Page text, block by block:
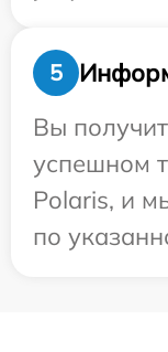
5
Вы
успешном
Polaris, и
по